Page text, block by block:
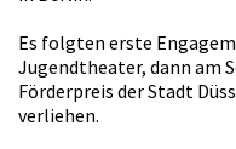
Es folgten erste
Jugendtheater, dann am
Förderpreis der Stadt
verliehen.